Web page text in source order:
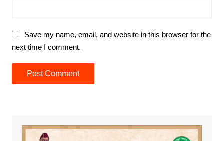
Save my name, email, and website in this browser for the
next time I comment.